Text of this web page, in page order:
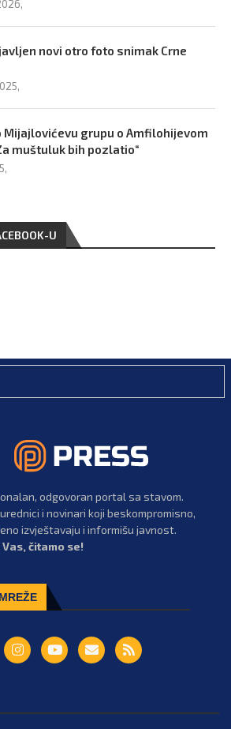
novi otro foto snimak Crne
Mijajlovićevu grupu o Amfilohijevom
muštuluk bih pozlatio“
U
odgovoran portal sa stavom.
i novinari koji beskompromisno,
izvještavaju i informišu javnost.
čitamo se!